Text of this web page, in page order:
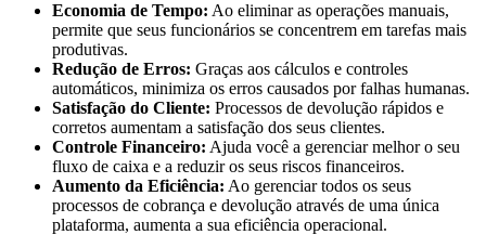
Economia de Tempo: Ao eliminar as operações manuais,
permite que seus funcionários se concentrem em tarefas mais
produtivas.
Redução de Erros: Graças aos cálculos e controles
automáticos, minimiza os erros causados por falhas humanas.
Satisfação do Cliente: Processos de devolução rápidos e
corretos aumentam a satisfação dos seus clientes.
Controle Financeiro: Ajuda você a gerenciar melhor o seu
fluxo de caixa e a reduzir os seus riscos financeiros.
Aumento da Eficiência: Ao gerenciar todos os seus
processos de cobrança e devolução através de uma única
plataforma, aumenta a sua eficiência operacional.